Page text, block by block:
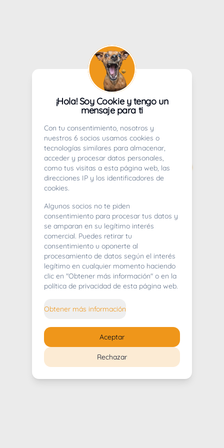
404
Whoops! Lo sentimos mucho.
¡Hola! Soy Cookie y tengo un
mensaje para ti
Con tu consentimiento, nosotros y
nuestros 6 socios usamos cookies o
tecnologías similares para almacenar,
acceder y procesar datos personales,
como tus visitas a esta página web, las
direcciones IP y los identificadores de
cookies.
Algunos socios no te piden
consentimiento para procesar tus datos y
se amparan en su legítimo interés
comercial. Puedes retirar tu
consentimiento u oponerte al
procesamiento de datos según el interés
legítimo en cualquier momento haciendo
clic en "Obtener más información" o en la
política de privacidad de esta página web.
Obtener más información
Rechazar
Aceptar